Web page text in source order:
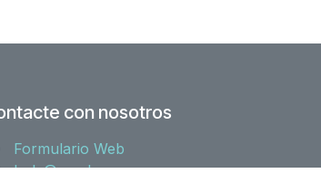
con nosotros
Formulario Web
hola@aeodoo.org